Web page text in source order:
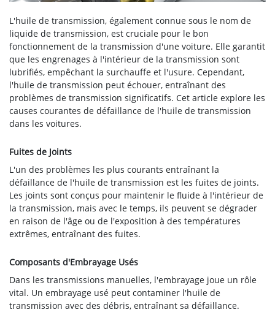
L'huile de transmission, également connue sous le nom de
liquide de transmission, est cruciale pour le bon
fonctionnement de la transmission d'une voiture. Elle garantit
que les engrenages à l'intérieur de la transmission sont
lubrifiés, empêchant la surchauffe et l'usure. Cependant,
l'huile de transmission peut échouer, entraînant des
problèmes de transmission significatifs. Cet article explore les
causes courantes de défaillance de l'huile de transmission
dans les voitures.
Fuites de Joints
L'un des problèmes les plus courants entraînant la
défaillance de l'huile de transmission est les fuites de joints.
Les joints sont conçus pour maintenir le fluide à l'intérieur de
la transmission, mais avec le temps, ils peuvent se dégrader
en raison de l'âge ou de l'exposition à des températures
extrêmes, entraînant des fuites.
Composants d'Embrayage Usés
Dans les transmissions manuelles, l'embrayage joue un rôle
vital. Un embrayage usé peut contaminer l'huile de
transmission avec des débris, entraînant sa défaillance.